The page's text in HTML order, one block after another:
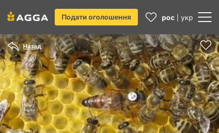
Подати оголошення рос укр
Назад